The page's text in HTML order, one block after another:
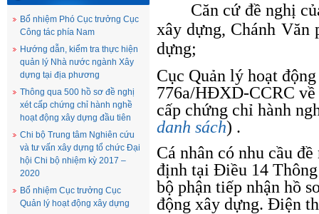
Bổ nhiệm Phó Cục trưởng Cục
Công tác phía Nam
Hướng dẫn, kiểm tra thực hiện
quản lý Nhà nước ngành Xây
dựng tại địa phương
Thông qua 500 hồ sơ đề nghị
xét cấp chứng chỉ hành nghề
hoạt động xây dựng đầu tiên
Chi bộ Trung tâm Nghiên cứu
và tư vấn xây dựng tổ chức Đại
hội Chi bộ nhiệm kỳ 2017 –
2020
Bổ nhiệm Cục trưởng Cục
Quản lý hoạt động xây dựng
Căn cứ đề nghị
xây dựng, Chánh Văn
dựng;
Cục Quản lý hoạt
776a/HĐXD-CCRC về
cấp chứng chỉ hành
danh sách) .
Cá nhân có nhu cầu
định tại Điều 14
bộ phận tiếp nhận hồ
động xây dựng. Điện